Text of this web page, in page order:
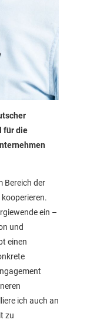
für die
Bereich der
ein –
und
einen
ich auch an
zu